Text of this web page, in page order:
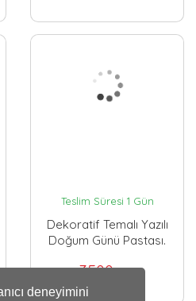
deneyimini
Teslim Süresi 1 Gün
Dekoratif Temalı Yazılı
Doğum Günü Pastası.
3500 ,00 TL